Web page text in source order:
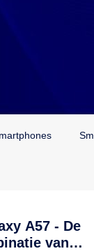
A57 - De
van